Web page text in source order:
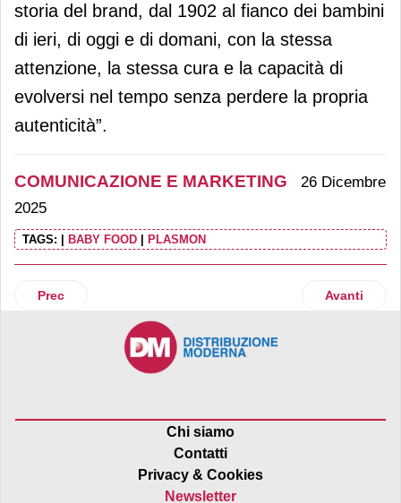
storia del brand, dal 1902 al fianco dei bambini
di ieri, di oggi e di domani, con la stessa
attenzione, la stessa cura e la capacità di
evolversi nel tempo senza perdere la propria
autenticità”.
COMUNICAZIONE E MARKETING
26 Dicembre
2025
TAGS: BABY FOOD PLASMON
Articolo precedente: Fiorentini va in tv e radio a Natale
Prec Articolo
Avanti
Chi siamo
Contatti
Privacy & Cookies
Newsletter